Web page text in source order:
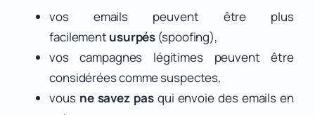
vos emails peuvent être plus
facilementusurpés (spoofing),
vos campagnes légitimes peuvent être
considérées comme suspectes,
vous ne savez pasqui envoie des emails en